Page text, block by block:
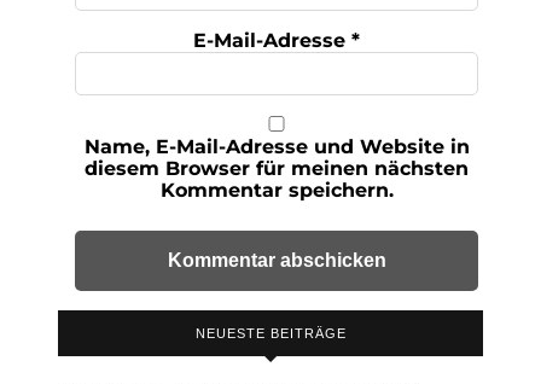
E-Mail-Adresse *
Name, E-Mail-Adresse und Website in
diesem Browser für meinen nächsten
Kommentar speichern.
NEUESTE BEITRÄGE